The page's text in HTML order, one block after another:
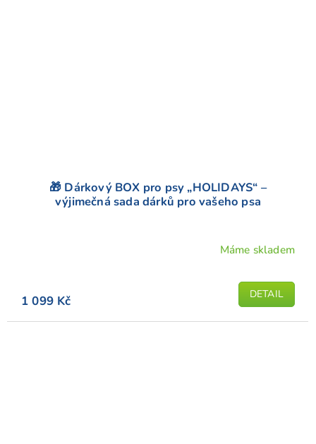
🎁 Dárkový BOX pro psy „HOLIDAYS“ –
výjimečná sada dárků pro vašeho psa
Máme skladem
1 099 Kč DETAIL